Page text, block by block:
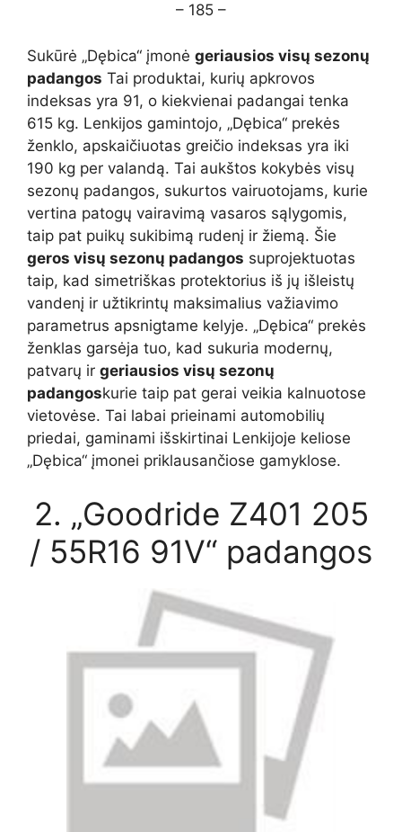
– 185 –
Sukūrė „Dębica“ įmonė geriausios visų sezonų
padangos Tai produktai, kurių apkrovos
indeksas yra 91, o kiekvienai padangai tenka
615 kg. Lenkijos gamintojo, „Dębica“ prekės
ženklo, apskaičiuotas greičio indeksas yra iki
190 kg per valandą. Tai aukštos kokybės visų
sezonų padangos, sukurtos vairuotojams, kurie
vertina patogų vairavimą vasaros sąlygomis,
taip pat puikų sukibimą rudenį ir žiemą. Šie
geros visų sezonų padangos suprojektuotas
taip, kad simetriškas protektorius iš jų išleistų
vandenį ir užtikrintų maksimalius važiavimo
parametrus apsnigtame kelyje. „Dębica“ prekės
ženklas garsėja tuo, kad sukuria modernų,
patvarų ir geriausios visų sezonų
padangoskurie taip pat gerai veikia kalnuotose
vietovėse. Tai labai prieinami automobilių
priedai, gaminami išskirtinai Lenkijoje keliose
„Dębica“ įmonei priklausančiose gamyklose.
2. „Goodride Z401 205
/ 55R16 91V“ padangos